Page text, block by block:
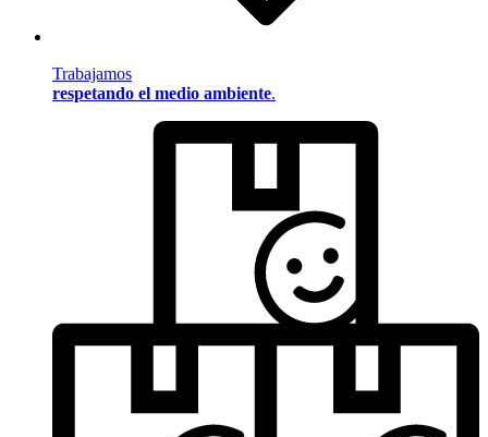
Trabajamos
respetando el medio ambiente.